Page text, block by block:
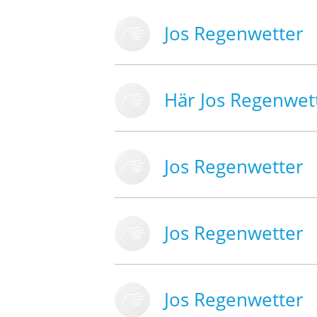
Jos Regenwetter
Här Jos
Jos Regenwetter
Jos Regenwetter
Jos Regenwetter